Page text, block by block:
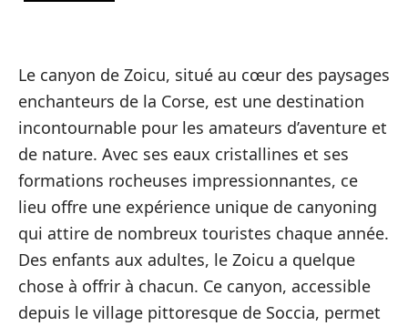
Le canyon de Zoicu, situé au cœur des paysages
enchanteurs de la Corse, est une destination
incontournable pour les amateurs d’aventure et
de nature. Avec ses eaux cristallines et ses
formations rocheuses impressionnantes, ce
lieu offre une expérience unique de canyoning
qui attire de nombreux touristes chaque année.
Des enfants aux adultes, le Zoicu a quelque
chose à offrir à chacun. Ce canyon, accessible
depuis le village pittoresque de Soccia, permet